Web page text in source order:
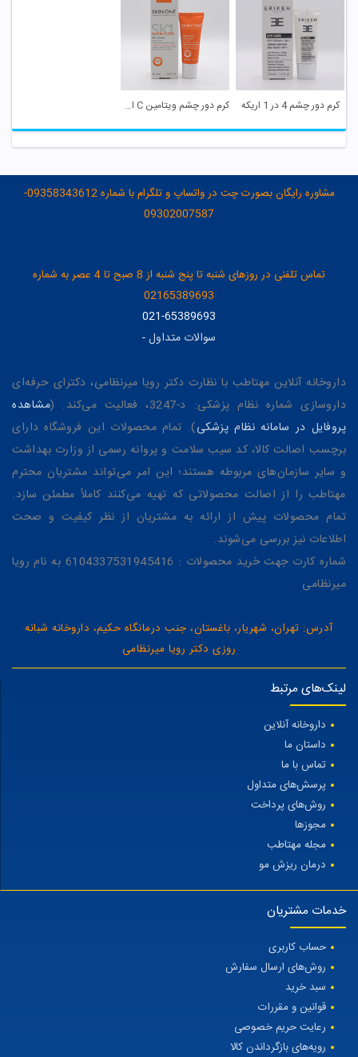
کرم دور چشم 4 در 1 اریکه کرم دور چشم ویتامین C اسکین وان
مشاوره رایگان بصورت چت در واتساپ و تلگرام با شماره 09358343612-
09302007587
تماس تلفنی در روزهای شنبه تا پنج شنبه از 8 صبح تا 4 عصر به شماره
02165389693
021-65389693
سوالات متداول-
داروخانه آنلاین مهتاطب با نظارت دکتر رویا میرنظامی، دکترای حرفه‌ای
داروسازی شماره نظام پزشکی: د-3247، فعالیت می‌کند. (
مشاهده
پروفایل در سامانه نظام پزشکی). تمام محصولات این فروشگاه دارای
برچسب اصالت کالا، کد سیب سلامت و پروانه رسمی از وزارت بهداشت
و سایر سازمان‌های مربوطه هستند؛ این امر می‌تواند مشتریان محترم
مهتاطب را از اصالت محصولاتی که تهیه می‌کنند کاملاً مطمئن سازد.
تمام محصولات پیش از ارائه به مشتریان از نظر کیفیت و صحت
اطلاعات نیز بررسی می‌شوند.
شماره کارت جهت خرید محصولات : 6104337531945416 به نام رویا
میرنظامی
آدرس: تهران، شهریار، باغستان، جنب درمانگاه حکیم، داروخانه شبانه
روزی دکتر رویا میرنظامی
لینک‌های مرتبط
داروخانه آنلاین
داستان ما
تماس با ما
پرسش‌های متداول
روش‌های پرداخت
مجوزها
مجله مهتاطب
درمان ریزش مو
خدمات مشتریان
حساب کاربری
روش‌های ارسال سفارش
سبد خرید
قوانین و مقررات
رعایت حریم خصوصی
رویه‌های بازگرداندن کالا